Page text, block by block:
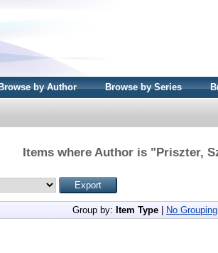
by Author Browse by Series
Items where Author is "Priszter,
Group by: Item Type No Grouping